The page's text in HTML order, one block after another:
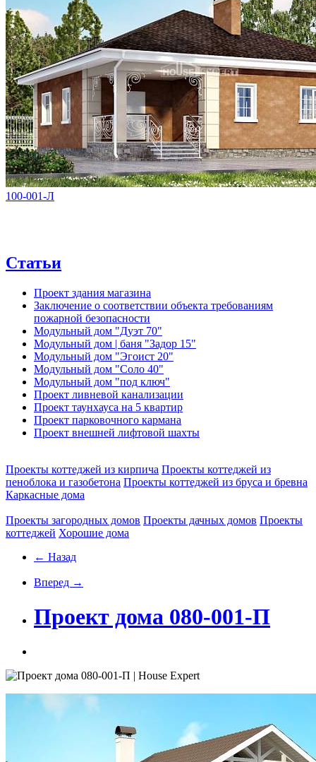
100-001-Л
Статьи
Проект здания магазина
Заключение о соответствии объекта требованиям
пожарной безопасности
Модульный дом "Дуэт 70"
Модульный дом | баня "Задор 15"
Модульный дом "Эгоист 20"
Модульный дом "Соло 40"
Модульный дом "под ключ"
Проект ливневой канализации
Проект таунхауса на 5 квартир
Проект парковочного кармана
Проект внешней лифтовой шахты
Проекты коттеджей из кирпича Проекты коттеджей из
пеноблока и газобетона Проекты коттеджей из бруса и бревна
Каркасные дома
Проекты загородных домов Проекты дачных домов Проекты
коттеджей Хорошие дома
← Назад
Вперед →
Проект дома 080-001-П